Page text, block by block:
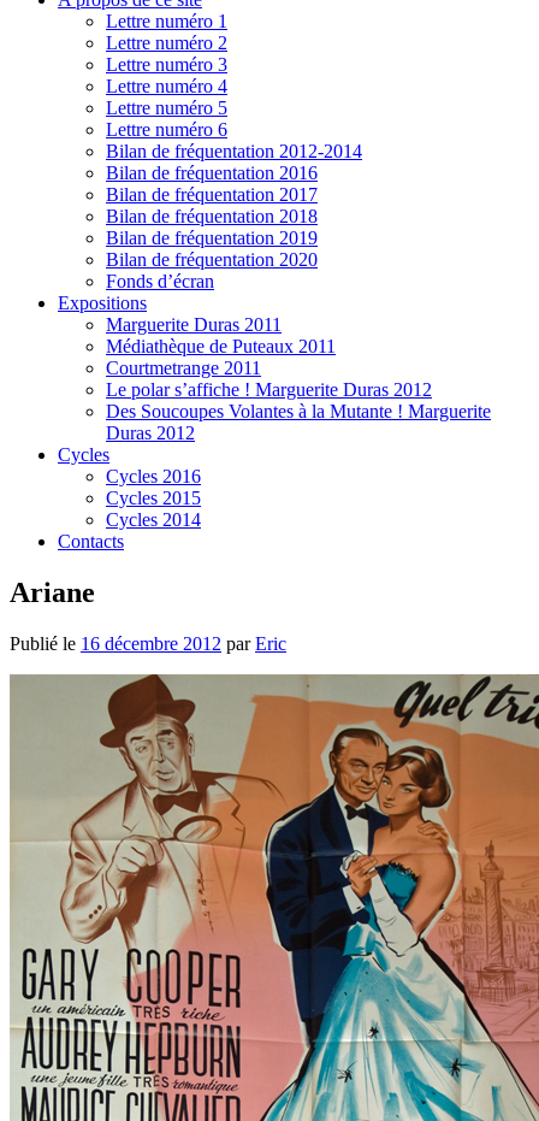
Lettre numéro 1
Lettre numéro 2
Lettre numéro 3
Lettre numéro 4
Lettre numéro 5
Lettre numéro 6
Bilan de fréquentation 2012-2014
Bilan de fréquentation 2016
Bilan de fréquentation 2017
Bilan de fréquentation 2018
Bilan de fréquentation 2019
Bilan de fréquentation 2020
Fonds d’écran
Expositions
Marguerite Duras 2011
Médiathèque de Puteaux 2011
Courtmetrange 2011
Le polar s’affiche ! Marguerite Duras 2012
Des Soucoupes Volantes à la Mutante ! Marguerite
Duras 2012
Cycles
Cycles 2016
Cycles 2015
Cycles 2014
Contacts
Ariane
Publié le 16 décembre 2012 parEric